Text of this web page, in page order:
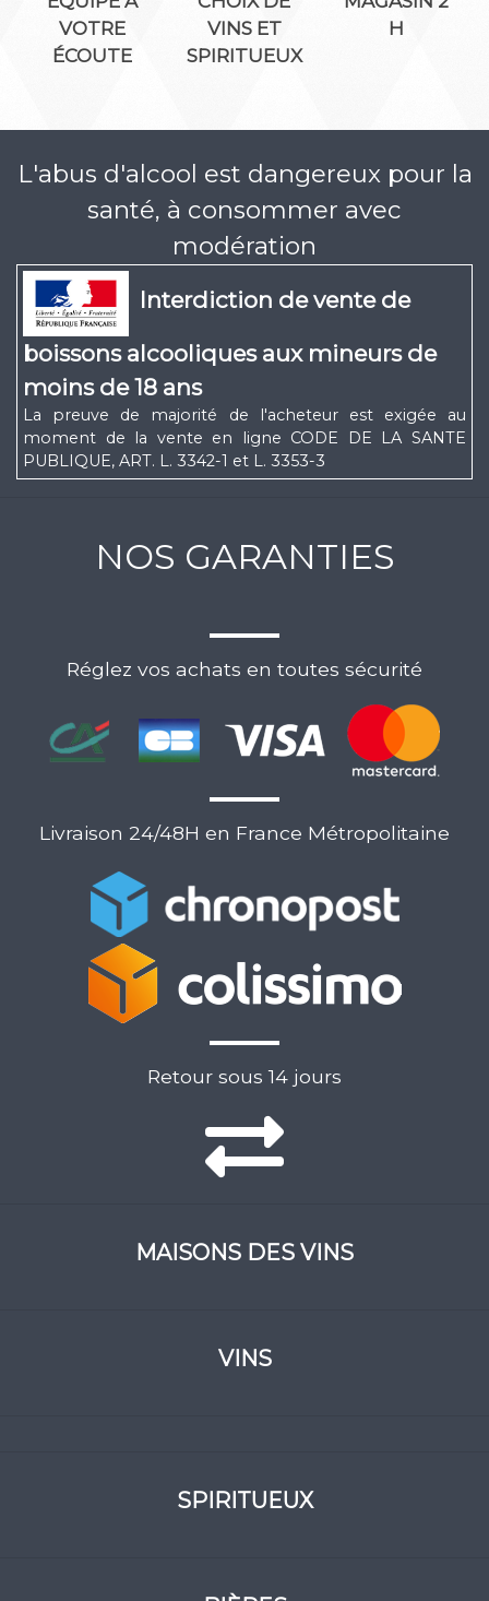
VOTRE
ÉCOUTE
VINS ET
SPIRITUEUX
H
L'abus d'alcool est dangereux pour la
santé, à consommer avec
modération
Interdiction de vente de
boissons alcooliques aux mineurs de
moins de 18 ans
La preuve de majorité de l'acheteur est exigée au
moment de la vente en ligne CODE DE LA SANTE
PUBLIQUE, ART. L. 3342-1 et L. 3353-3
NOS GARANTIES
Réglez vos achats en toutes sécurité
Livraison 24/48H en France Métropolitaine
Retour sous 14 jours
MAISONS DES VINS
VINS
SPIRITUEUX